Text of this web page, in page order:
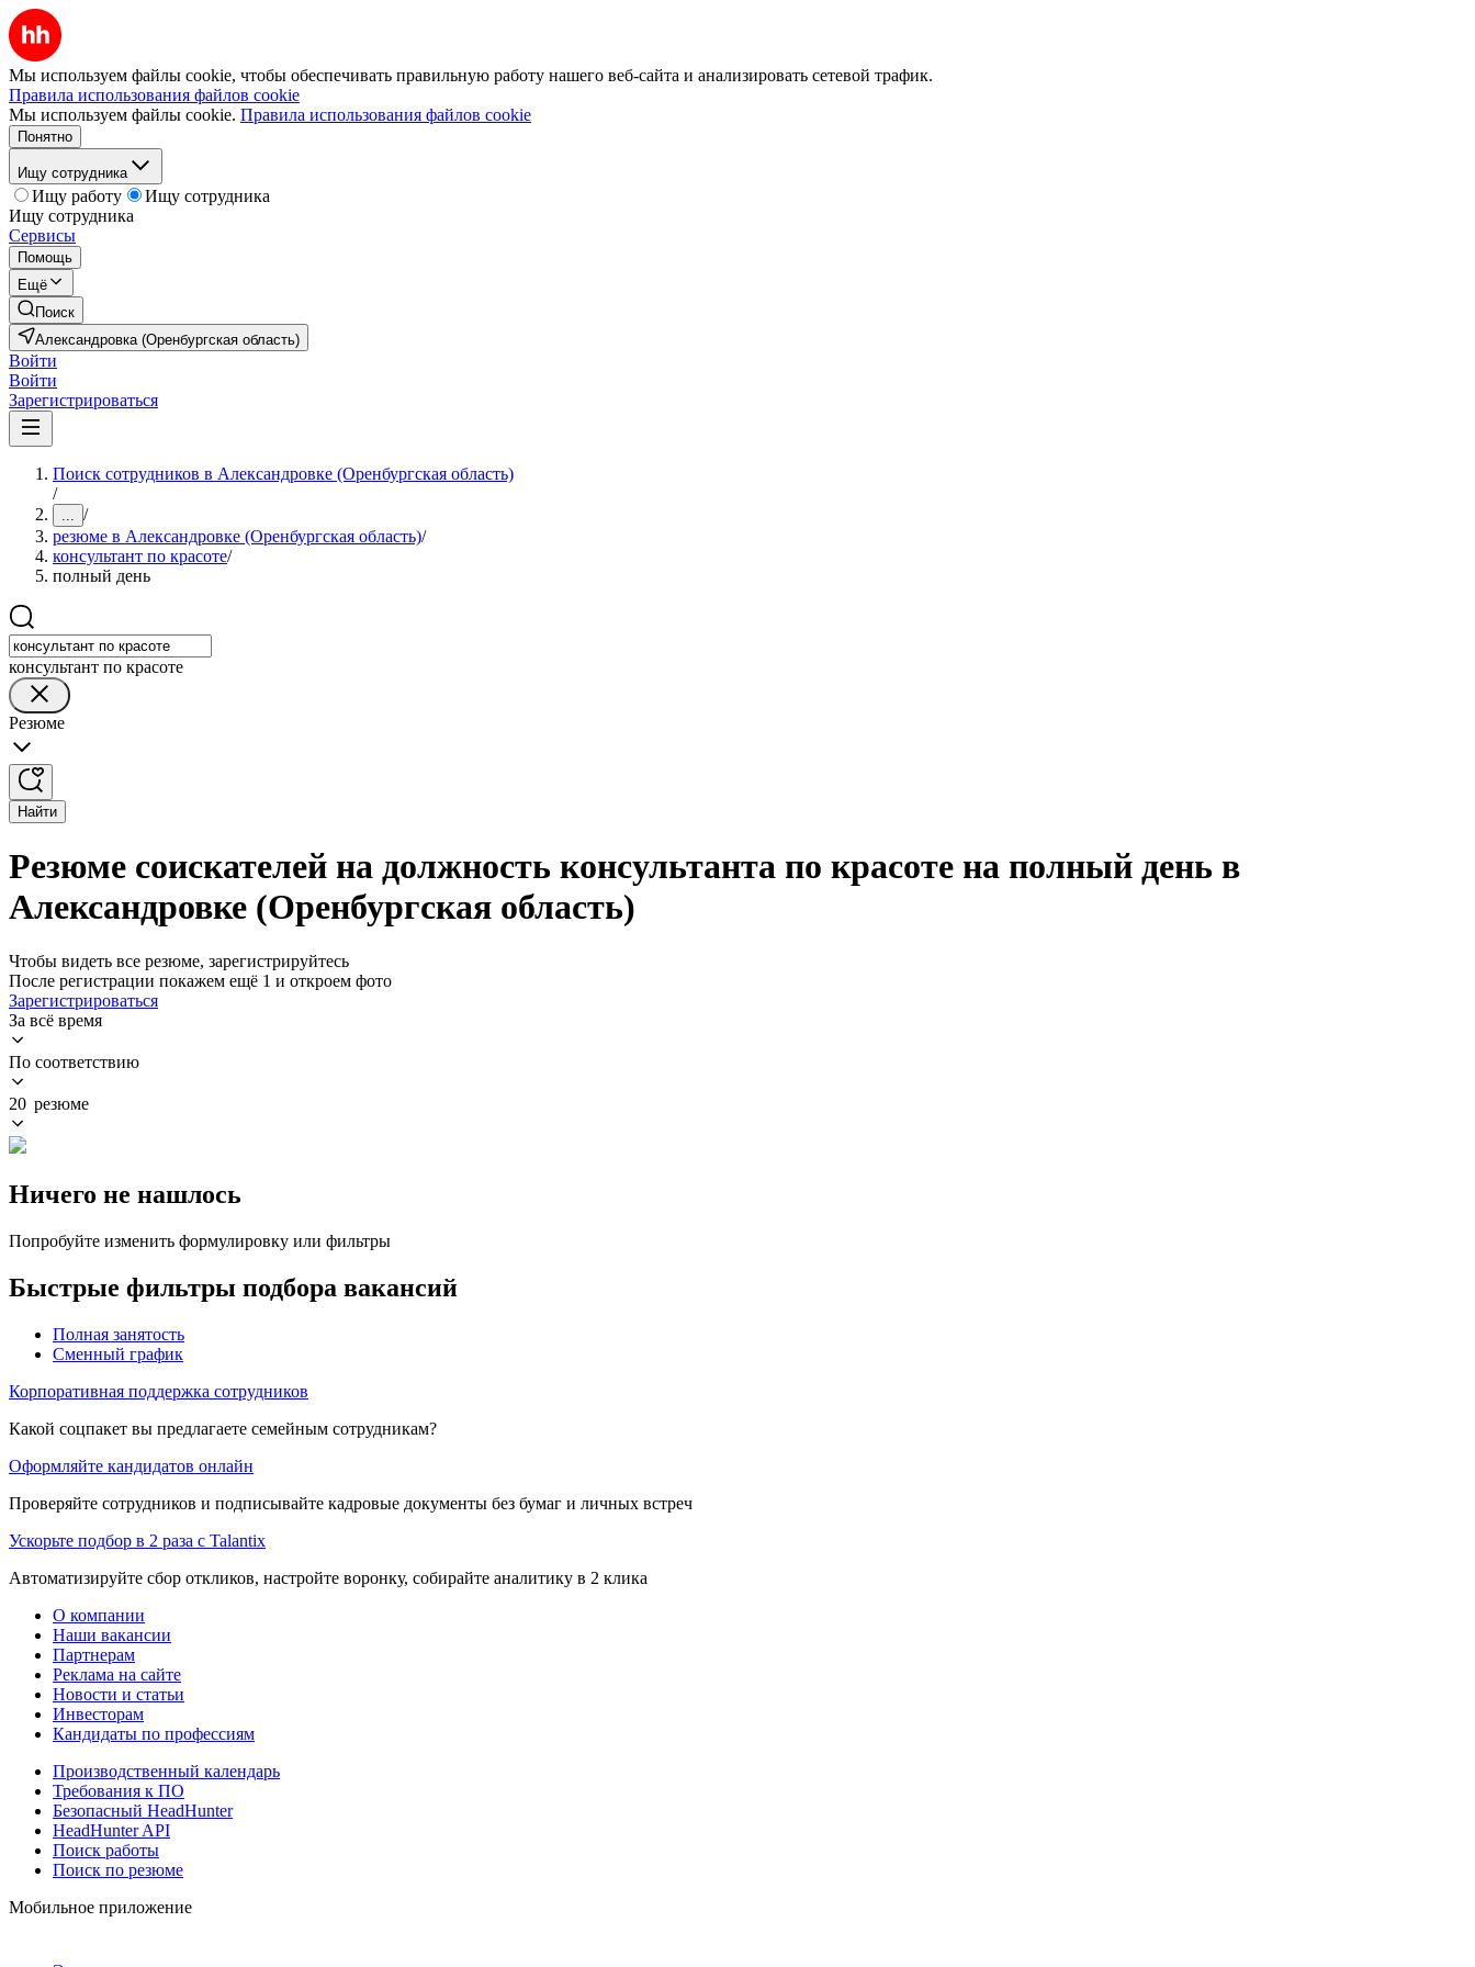
Мы используем файлы cookie, чтобы обеспечивать правильную работу нашего веб-сайта и анализировать сетевой трафик.
Правила использования файлов cookie
Мы используем файлы cookie. Правила использования файлов cookie
Понятно
Ищу сотрудника
Ищу работу
Ищу сотрудника
Ищу сотрудника
Сервисы
Помощь
Ещё
Поиск
Александровка (Оренбургская область)
Войти
Войти
Зарегистрироваться
Поиск сотрудников в Александровке (Оренбургская область)
/
... /
резюме в Александровке (Оренбургская область)/
консультант по красоте/
полный день
консультант по красоте
Резюме
Найти
Резюме соискателей на должность консультанта по красоте на полный день в
Александровке (Оренбургская область)
Чтобы видеть все резюме, зарегистрируйтесь
После регистрации покажем ещё 1 и откроем фото
Зарегистрироваться
За всё время
По соответствию
20 резюме
Ничего не нашлось
Попробуйте изменить формулировку или фильтры
Быстрые фильтры подбора вакансий
Полная занятость
Сменный график
Корпоративная поддержка сотрудников
Какой соцпакет вы предлагаете семейным сотрудникам?
Оформляйте кандидатов онлайн
Проверяйте сотрудников и подписывайте кадровые документы без бумаг и личных встреч
Ускорьте подбор в 2 раза с Talantix
Автоматизируйте сбор откликов, настройте воронку, собирайте аналитику в 2 клика
О компании
Наши вакансии
Партнерам
Реклама на сайте
Новости и статьи
Инвесторам
Кандидаты по профессиям
Производственный календарь
Требования к ПО
Безопасный HeadHunter
HeadHunter API
Поиск работы
Поиск по резюме
Мобильное приложение